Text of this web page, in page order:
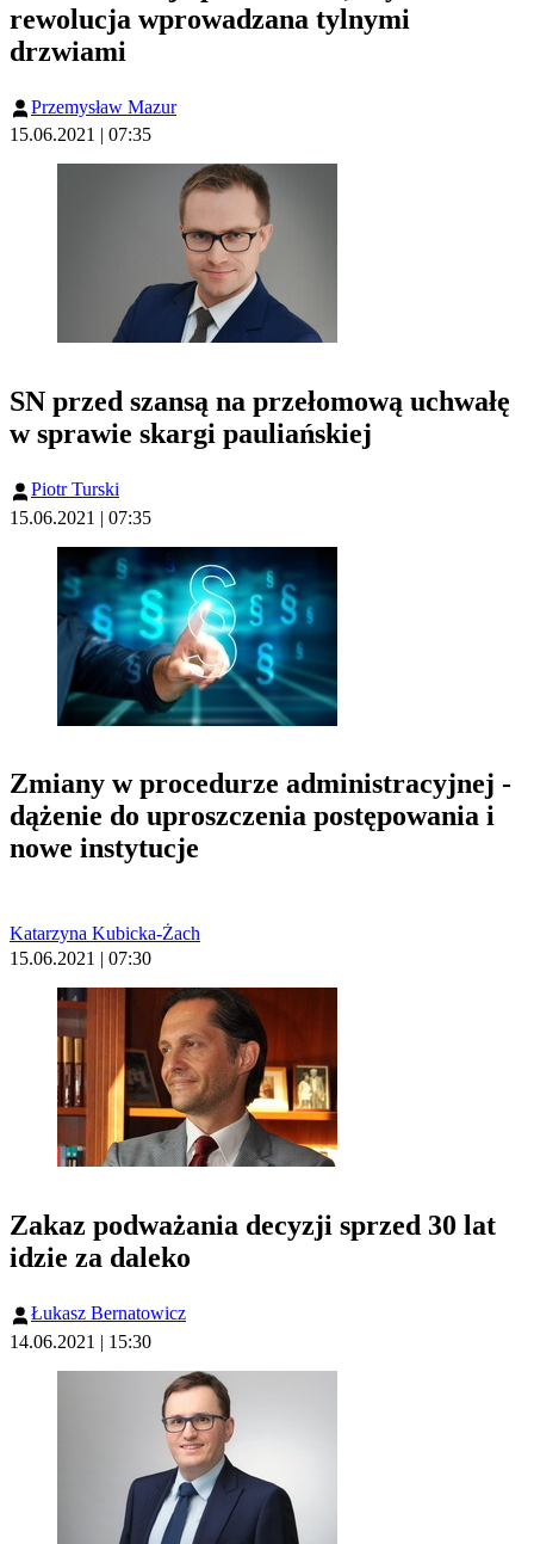
rewolucja wprowadzana tylnymi
drzwiami
Przemysław Mazur
15.06.2021 | 07:35
SN przed szansą na przełomową uchwałę
w sprawie skargi pauliańskiej
Piotr Turski
15.06.2021 | 07:35
Zmiany w procedurze administracyjnej -
dążenie do uproszczenia postępowania i
nowe instytucje
Katarzyna Kubicka-Żach
15.06.2021 | 07:30
Zakaz podważania decyzji sprzed 30 lat
idzie za daleko
Łukasz Bernatowicz
14.06.2021 | 15:30